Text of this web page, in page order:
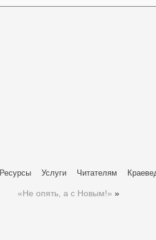
Ресурсы Услуги Читателям
«Не опять, а с Новым!» »